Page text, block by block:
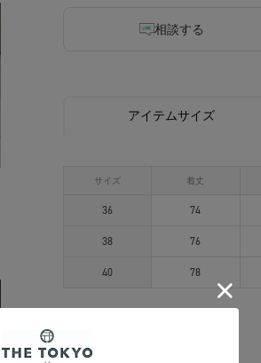
相談する
アイテムサイズ
サイズ 着丈
36 74
38 76
40 78